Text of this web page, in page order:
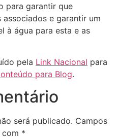
para garantir que
e garantir um
à água para esta e as
pela Link Nacional para
para Blog.
será publicado. Campos
*